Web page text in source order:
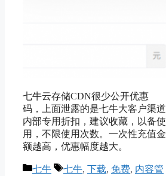
七牛云存储CDN很少公开优惠
码，上面泄露的是七牛大客户渠道
内部专用折扣，建议收藏，以备使
用，不限使用次数。一次性充值金
额越高，优惠幅度越大。
Categories
七牛 Tags
七牛, 下载, 免费, 内容管